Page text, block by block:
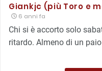
Giankjc (più Toro e
6 anni fa
Chi si è accorto solo
ritardo. Almeno di un paio